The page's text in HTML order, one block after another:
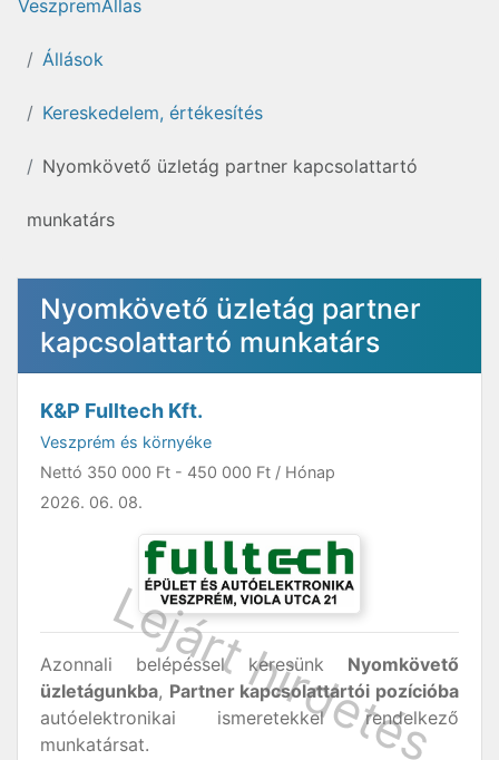
VeszpremAllas
Állások
Kereskedelem, értékesítés
Nyomkövető üzletág partner kapcsolattartó
munkatárs
Nyomkövető üzletág partner
kapcsolattartó munkatárs
K&P Fulltech Kft.
Veszprém és környéke
Nettó 350 000 Ft - 450 000 Ft / Hónap
2026. 06. 08.
Azonnali belépéssel keresünk Nyomkövető
üzletágunkba, Partner kapcsolattartói pozícióba
autóelektronikai ismeretekkel rendelkező
munkatársat.